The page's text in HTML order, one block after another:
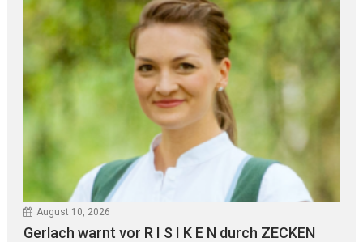
August 10, 2026
Gerlach warnt vor R I S I K E N durch ZECKEN